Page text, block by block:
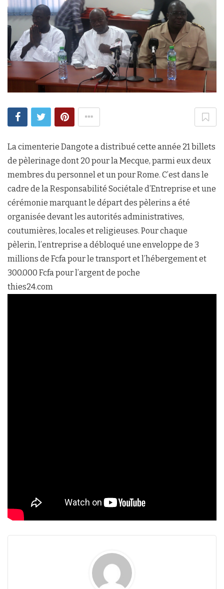
La cimenterie Dangote a distribué cette année 21 billets
de pèlerinage dont 20 pour la Mecque, parmi eux deux
membres du personnel et un pour Rome. C’est dans le
cadre de la Responsabilité Sociétale d’Entreprise et une
cérémonie marquant le départ des pèlerins a été
organisée devant les autorités administratives,
coutumières, locales et religieuses. Pour chaque
pèlerin, l’entreprise a débloqué une enveloppe de 3
millions de Fcfa pour le transport et l’hébergement et
300.000 Fcfa pour l’argent de poche
thies24.com